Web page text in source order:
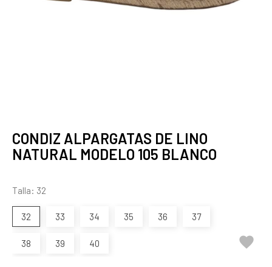
CONDIZ ALPARGATAS DE LINO
NATURAL MODELO 105 BLANCO
Talla: 32
32 33 34 35 36 37
38 39 40 